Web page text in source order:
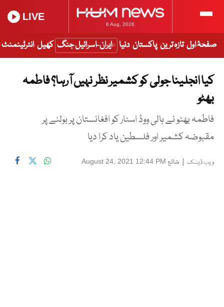
6 Aug, 2026
LIVE
صفحۂ اول تازہ ترین پاکستان دنیا ایران-اسرائیل جنگ کھیل انٹرٹینمنٹ
کیا انجلینا جولی کو کشمیر نظر نہیں آرہا؟ فاطمہ
بھٹو
فاطمہ بھٹو نے ہالی ووڈ اسٹار کو افغانستان پر بولنے پر
مقبوضہ کشمیر اور فلسطین یاد کرا دیا
ویب ڈیسک | شائع August 24, 2021 12:44 PM